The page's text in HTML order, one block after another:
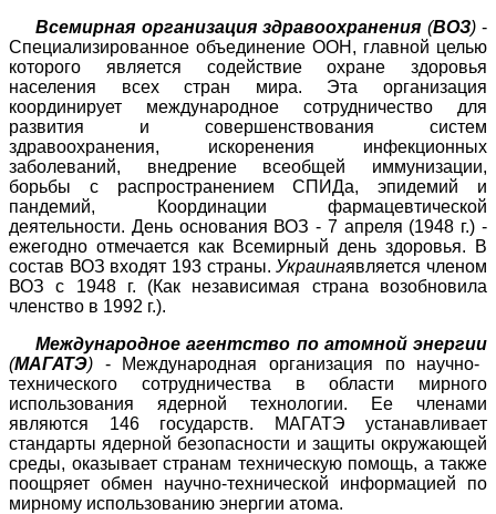
Всемирная организация здравоохранения (ВОЗ)-
Специализированное объединение ООН, главной целью
которого является содействие охране здоровья
населения всех стран мира. Эта организация
координирует международное сотрудничество для
развития и совершенствования систем
здравоохранения, искоренения инфекционных
заболеваний, внедрение всеобщей иммунизации,
борьбы с распространениемСПИДа, эпидемий и
пандемий, Координации фармацевтической
деятельности. День основания ВОЗ - 7 апреля (1948 г.) -
ежегодно отмечается как Всемирный день здоровья. В
состав ВОЗ входят 193 страны.Украинаявляется членом
ВОЗ с 1948 г. (Как независимая страна возобновила
членство в 1992 г.).
Международное агентство по атомной энергии
(МАГАТЭ) - Международная организация по научно-
технического сотрудничества в области мирного
использования ядерной технологии. Ее членами
являются 146 государств. МАГАТЭ устанавливает
стандарты ядерной безопасности и защиты окружающей
среды, оказывает странам техническую помощь, а также
поощряет обмен научно-технической информацией по
мирному использованию энергии атома.